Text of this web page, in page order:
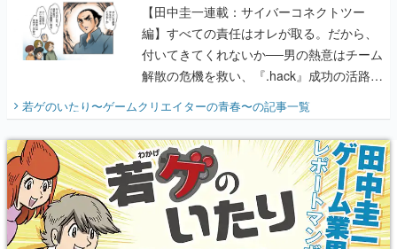
【田中圭一連載：サイバーコネクトツー
編】すべての責任はオレが取る。だから、
付いてきてくれないか──男の熱意はチーム
解散の危機を救い、『.hack』成功の活路を
開く。業界の快男児・松山 洋に流れる血は
『少年ジャンプ』色だった【若ゲのいた
り】
若ゲのいたり〜ゲームクリエイターの青春〜の記事一覧